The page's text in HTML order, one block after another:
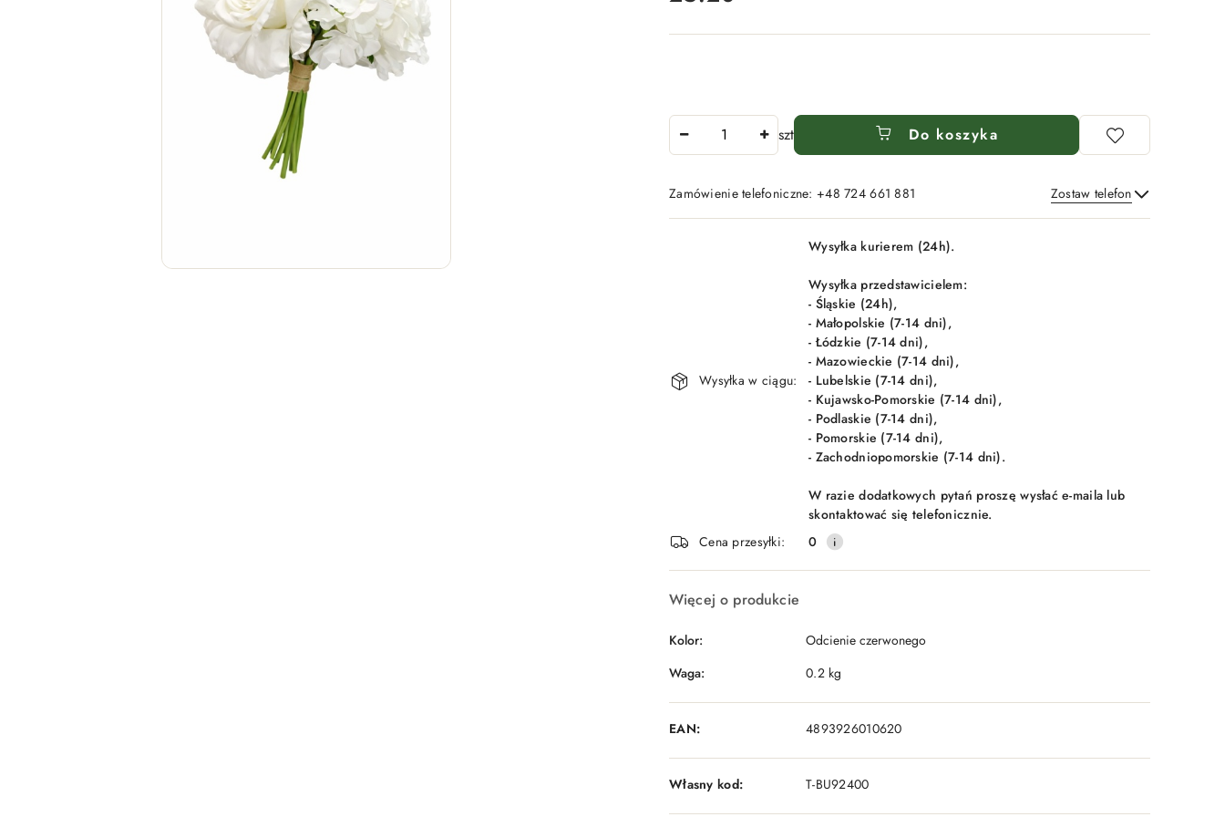
szt Do koszyka
Zamówienie telefoniczne: +48 724 661 881 Zostaw telefon
Wyślij
Wysyłka w ciągu:
Wysyłka kurierem (24h).
Wysyłka przedstawicielem:
- Śląskie (24h),
- Małopolskie (7-14 dni),
- Łódzkie (7-14 dni),
- Mazowieckie (7-14 dni),
- Lubelskie (7-14 dni),
- Kujawsko-Pomorskie (7-14 dni),
- Podlaskie (7-14 dni),
- Pomorskie (7-14 dni),
- Zachodniopomorskie (7-14 dni).
W razie dodatkowych pytań proszę wysłać e-maila lub
skontaktować się telefonicznie.
Cena przesyłki:
0
Więcej o produkcie
Kolor:
Odcienie czerwonego
Waga:
0.2 kg
EAN: 4893926010620
Własny kod: T-BU92400